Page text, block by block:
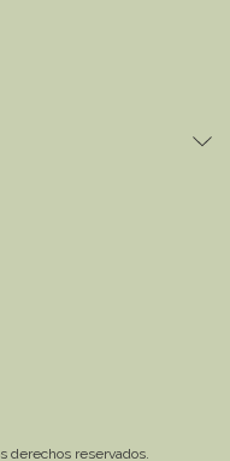
derechos reservados.